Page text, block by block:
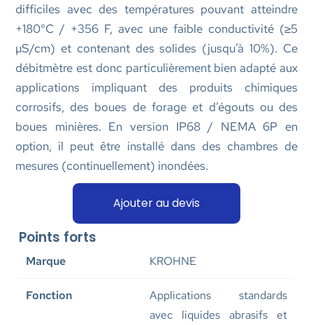
difficiles avec des températures pouvant atteindre
+180°C / +356 F, avec une faible conductivité (≥5
µS/cm) et contenant des solides (jusqu’à 10%). Ce
débitmètre est donc particulièrement bien adapté aux
applications impliquant des produits chimiques
corrosifs, des boues de forage et d’égouts ou des
boues minières. En version IP68 / NEMA 6P en
option, il peut être installé dans des chambres de
mesures (continuellement) inondées.
Ajouter au devis
Points forts
Marque KROHNE
Fonction
Applications standards
avec liquides abrasifs et